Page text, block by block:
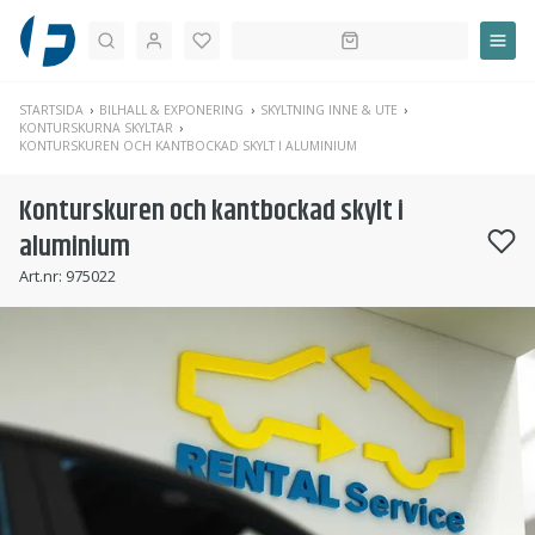
Sök
STARTSIDA BILHALL & EXPONERING
SKYLTNING INNE & UTE
KONTURSKURNA SKYLTAR
KONTURSKUREN OCH KANTBOCKAD SKYLT I ALUMINIUM
Konturskuren och kantbockad skylt i
aluminium
Art.nr: 975022